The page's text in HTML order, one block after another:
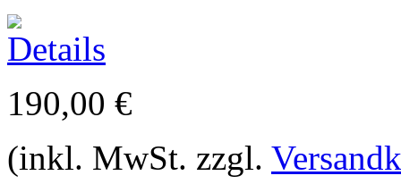
190,00 €
(inkl. MwSt. zzgl.